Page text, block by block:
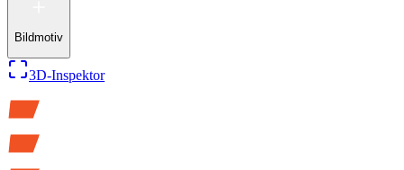
Bildmotiv
3D-Inspektor